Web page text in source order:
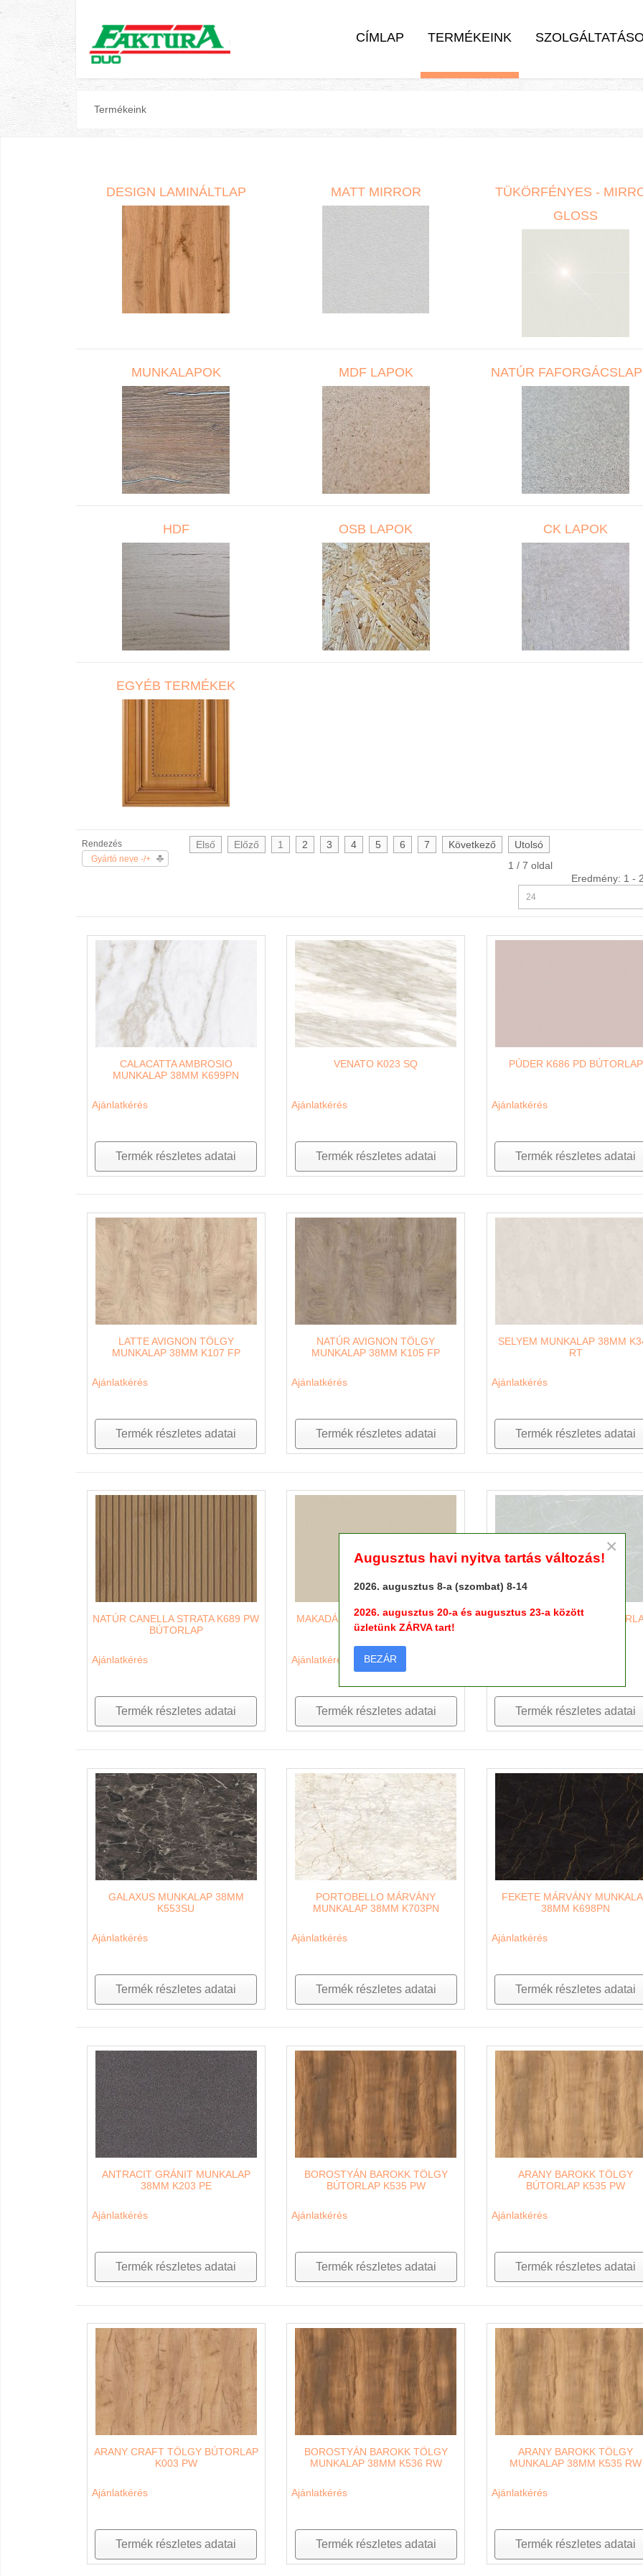
CÍMLAP TERMÉKEINK
Termékeink
DESIGN LAMINÁLTLAP MATT MIRROR
TÜKÖRFÉNYES -
GLOSS
MUNKALAPOK MDF LAPOK NATÚR
HDF OSB LAPOK CK LAPOK
EGYÉB TERMÉKEK
Rendezés
Gyártó neve -/+
Első Előző 1 2 3 4 5 6 7 Következő
Utolsó
1 / 7 oldal
Eredmény: 1 -
CALACATTA AMBROSIO
MUNKALAP 38MM K699PN
Ajánlatkérés
Termék részletes adatai
VENATO K023 SQ
Ajánlatkérés
Termék részletes adatai
PÚDER K686 PD BÚTORLAP
Ajánlatkérés
Termék részletes adatai
LATTE AVIGNON TÖLGY
MUNKALAP 38MM K107 FP
Ajánlatkérés
Termék részletes adatai
NATÚR AVIGNON TÖLGY
MUNKALAP 38MM K105 FP
Ajánlatkérés
Termék részletes adatai
SELYEM MUNKALAP 38MM
RT
Ajánlatkérés
Termék részletes adatai
NATÚR CANELLA STRATA K689 PW
BÚTORLAP
Ajánlatkérés
Termék részletes adatai
MAKADÁMIA K681 PD BÚTORLAP
Ajánlatkérés
Termék részletes adatai
VILÁGOS ALLEGRO
Termék részletes adatai
GALAXUS MUNKALAP 38MM
K553SU
Ajánlatkérés
Termék részletes adatai
PORTOBELLO MÁRVÁNY
MUNKALAP 38MM K703PN
Ajánlatkérés
Termék részletes adatai
FEKETE MÁRVÁNY
38MM K698PN
Ajánlatkérés
Termék részletes adatai
ANTRACIT GRÁNIT MUNKALAP
38MM K203 PE
Ajánlatkérés
Termék részletes adatai
BOROSTYÁN BAROKK TÖLGY
BÚTORLAP K535 PW
Ajánlatkérés
Termék részletes adatai
ARANY BAROKK TÖLGY
BÚTORLAP K535 PW
Ajánlatkérés
Termék részletes adatai
ARANY CRAFT TÖLGY BÚTORLAP
K003 PW
Ajánlatkérés
Termék részletes adatai
BOROSTYÁN BAROKK TÖLGY
MUNKALAP 38MM K536 RW
Ajánlatkérés
Termék részletes adatai
ARANY BAROKK TÖLGY
MUNKALAP 38MM K535 RW
Ajánlatkérés
Termék részletes adatai
×
Augusztus havi nyitva tartás változás!
2026. augusztus 8-a (szombat) 8-14
2026. augusztus 20-a és augusztus 23-a között
üzletünk ZÁRVA tart!
BEZÁR